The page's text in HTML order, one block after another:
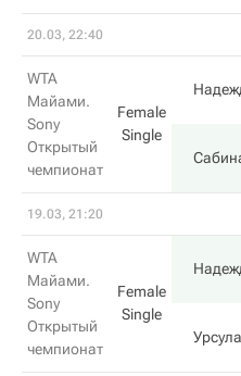
20.03, 22:40
WTA
Майами.
Sony
Открытый
чемпионат
Female
Single
19.03, 21:20
WTA
Майами.
Sony
Открытый
чемпионат
Female
Single